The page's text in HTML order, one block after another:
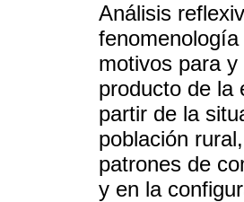
Análisis
motivos para
producto de la
partir de la
población
patrones de
y en la